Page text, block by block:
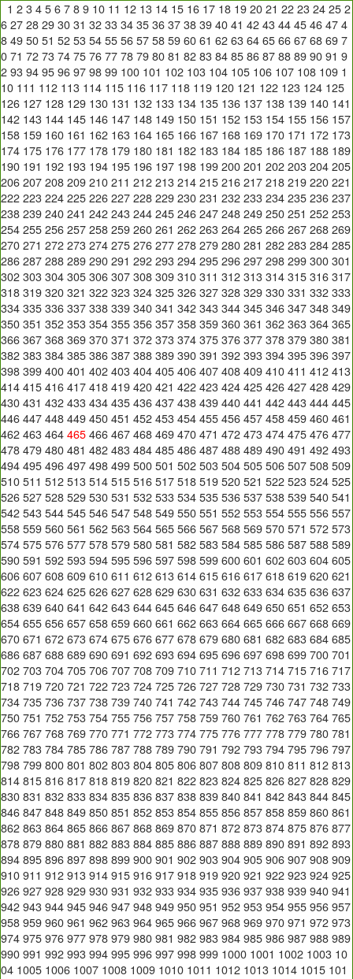
1 2 3 4 5 6 7 8 9 10 11 12 13 14 15 16 17 18 19 20 21 22 23 24 25 2
6 27 28 29 30 31 32 33 34 35 36 37 38 39 40 41 42 43 44 45 46 47 4
8 49 50 51 52 53 54 55 56 57 58 59 60 61 62 63 64 65 66 67 68 69 7
0 71 72 73 74 75 76 77 78 79 80 81 82 83 84 85 86 87 88 89 90 91 9
2 93 94 95 96 97 98 99 100 101 102 103 104 105 106 107 108 109 1
10 111 112 113 114 115 116 117 118 119 120 121 122 123 124 125
126 127 128 129 130 131 132 133 134 135 136 137 138 139 140 141
142 143 144 145 146 147 148 149 150 151 152 153 154 155 156 157
158 159 160 161 162 163 164 165 166 167 168 169 170 171 172 173
174 175 176 177 178 179 180 181 182 183 184 185 186 187 188 189
190 191 192 193 194 195 196 197 198 199 200 201 202 203 204 205
206 207 208 209 210 211 212 213 214 215 216 217 218 219 220 221
222 223 224 225 226 227 228 229 230 231 232 233 234 235 236 237
238 239 240 241 242 243 244 245 246 247 248 249 250 251 252 253
254 255 256 257 258 259 260 261 262 263 264 265 266 267 268 269
270 271 272 273 274 275 276 277 278 279 280 281 282 283 284 285
286 287 288 289 290 291 292 293 294 295 296 297 298 299 300 301
302 303 304 305 306 307 308 309 310 311 312 313 314 315 316 317
318 319 320 321 322 323 324 325 326 327 328 329 330 331 332 333
334 335 336 337 338 339 340 341 342 343 344 345 346 347 348 349
350 351 352 353 354 355 356 357 358 359 360 361 362 363 364 365
366 367 368 369 370 371 372 373 374 375 376 377 378 379 380 381
382 383 384 385 386 387 388 389 390 391 392 393 394 395 396 397
398 399 400 401 402 403 404 405 406 407 408 409 410 411 412 413
414 415 416 417 418 419 420 421 422 423 424 425 426 427 428 429
430 431 432 433 434 435 436 437 438 439 440 441 442 443 444 445
446 447 448 449 450 451 452 453 454 455 456 457 458 459 460 461
462 463 464 465 466 467 468 469 470 471 472 473 474 475 476 477
478 479 480 481 482 483 484 485 486 487 488 489 490 491 492 493
494 495 496 497 498 499 500 501 502 503 504 505 506 507 508 509
510 511 512 513 514 515 516 517 518 519 520 521 522 523 524 525
526 527 528 529 530 531 532 533 534 535 536 537 538 539 540 541
542 543 544 545 546 547 548 549 550 551 552 553 554 555 556 557
558 559 560 561 562 563 564 565 566 567 568 569 570 571 572 573
574 575 576 577 578 579 580 581 582 583 584 585 586 587 588 589
590 591 592 593 594 595 596 597 598 599 600 601 602 603 604 605
606 607 608 609 610 611 612 613 614 615 616 617 618 619 620 621
622 623 624 625 626 627 628 629 630 631 632 633 634 635 636 637
638 639 640 641 642 643 644 645 646 647 648 649 650 651 652 653
654 655 656 657 658 659 660 661 662 663 664 665 666 667 668 669
670 671 672 673 674 675 676 677 678 679 680 681 682 683 684 685
686 687 688 689 690 691 692 693 694 695 696 697 698 699 700 701
702 703 704 705 706 707 708 709 710 711 712 713 714 715 716 717
718 719 720 721 722 723 724 725 726 727 728 729 730 731 732 733
734 735 736 737 738 739 740 741 742 743 744 745 746 747 748 749
750 751 752 753 754 755 756 757 758 759 760 761 762 763 764 765
766 767 768 769 770 771 772 773 774 775 776 777 778 779 780 781
782 783 784 785 786 787 788 789 790 791 792 793 794 795 796 797
798 799 800 801 802 803 804 805 806 807 808 809 810 811 812 813
814 815 816 817 818 819 820 821 822 823 824 825 826 827 828 829
830 831 832 833 834 835 836 837 838 839 840 841 842 843 844 845
846 847 848 849 850 851 852 853 854 855 856 857 858 859 860 861
862 863 864 865 866 867 868 869 870 871 872 873 874 875 876 877
878 879 880 881 882 883 884 885 886 887 888 889 890 891 892 893
894 895 896 897 898 899 900 901 902 903 904 905 906 907 908 909
910 911 912 913 914 915 916 917 918 919 920 921 922 923 924 925
926 927 928 929 930 931 932 933 934 935 936 937 938 939 940 941
942 943 944 945 946 947 948 949 950 951 952 953 954 955 956 957
958 959 960 961 962 963 964 965 966 967 968 969 970 971 972 973
974 975 976 977 978 979 980 981 982 983 984 985 986 987 988 989
990 991 992 993 994 995 996 997 998 999 1000 1001 1002 1003 10
04 1005 1006 1007 1008 1009 1010 1011 1012 1013 1014 1015 101